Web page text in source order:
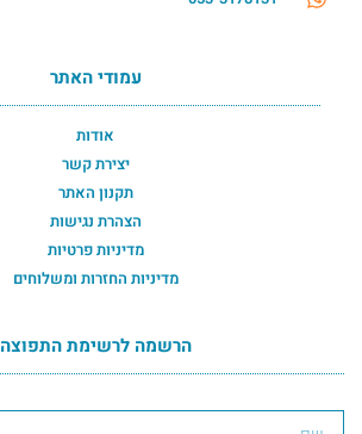
עמודי האתר
אודות
יצירת קשר
תקנון האתר
הצהרת נגישות
מדיניות פרטיות
מדיניות החזרות ומשלוחים
הרשמה לרשימת התפוצה